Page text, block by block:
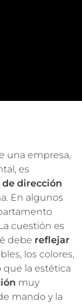
una empresa,
es
de dirección
En algunos
cuestión es
debe reflejar
los colores,
que la estética
muy
mando y la